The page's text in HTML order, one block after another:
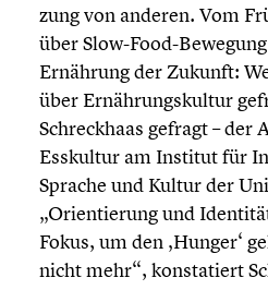
zung von anderen. Vom
über Slow-Food-
Ernährung der Zukunft:
über Ernäh­rungs­kul­tur
Schreck­haas gefragt – der
Esskultur am Institut für
Sprache und Kultur der
„Orien­tie­rung und
Fokus, um den ‚Hunger‘
nicht mehr“, konsta­tiert